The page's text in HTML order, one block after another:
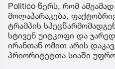
Politico წერს, რომ
მოლაპარაკება,
ტრამპის
სტივენ უიტკოფი და
ირანთან ომით არის
პრიორიტეტთა სიაში